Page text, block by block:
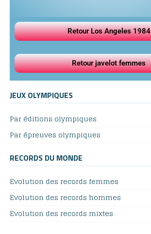
Retour Los Angeles 1984
Retour javelot femmes
JEUX OLYMPIQUES
Par éditions olympiques
Par épreuves olympiques
RECORDS DU MONDE
Evolution des records femmes
Evolution des records hommes
Evolution des records mixtes